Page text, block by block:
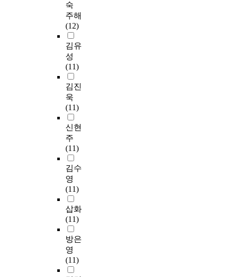
숙
주해
(12)
김유
성
(11)
김진
욱
(11)
신현
주
(11)
김수
영
(11)
삽화
(11)
방은
영
(11)